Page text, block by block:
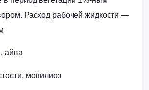
Расход рабочей жидкости ―
айва
монилиоз